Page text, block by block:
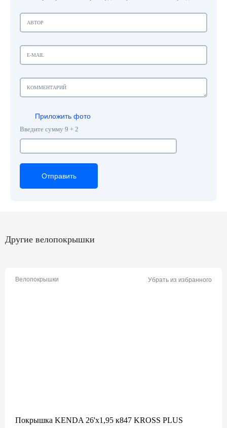
Приложить фото
Введите сумму 9 + 2
Отправить
Отправить
Отправить
Другие велопокрышки
Велопокрышки Убрать из избранного
Покрышка KENDA 26'х1,95 к847 KROSS PLUS